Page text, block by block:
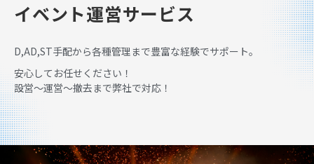
イベント運営サービス
D,AD,ST手配から各種管理まで豊富な経験でサポート。
安心してお任せください！
設営～運営～撤去まで弊社で対応！